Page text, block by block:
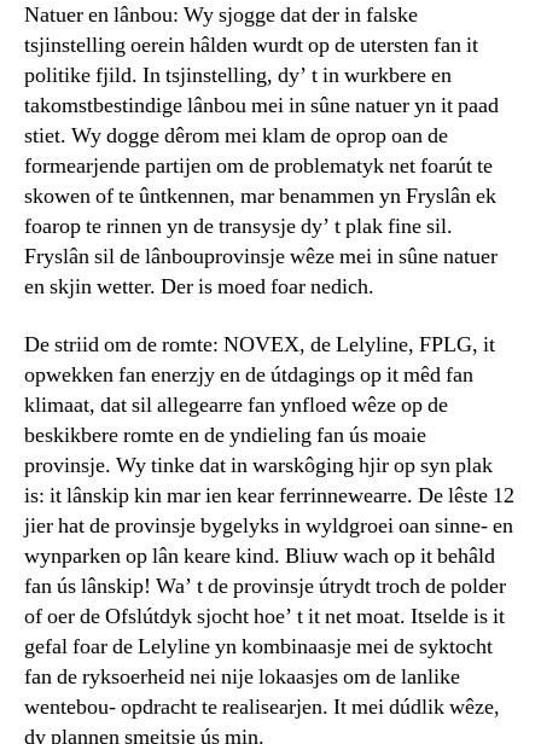
Natuer en lânbou: Wy sjogge dat der in falske
tsjinstelling oerein hâlden wurdt op de utersten fan it
politike fjild. In tsjinstelling, dy’ t in wurkbere en
takomstbestindige lânbou mei in sûne natuer yn it paad
stiet. Wy dogge dêrom mei klam de oprop oan de
formearjende partijen om de problematyk net foarút te
skowen of te ûntkennen, mar benammen yn Fryslân ek
foarop te rinnen yn de transysje dy’ t plak fine sil.
Fryslân sil de lânbouprovinsje wêze mei in sûne natuer
en skjin wetter. Der is moed foar nedich.
De striid om de romte: NOVEX, de Lelyline, FPLG, it
opwekken fan enerzjy en de útdagings op it mêd fan
klimaat, dat sil allegearre fan ynfloed wêze op de
beskikbere romte en de yndieling fan ús moaie
provinsje. Wy tinke dat in warskôging hjir op syn plak
is: it lânskip kin mar ien kear ferrinnewearre. De lêste 12
jier hat de provinsje bygelyks in wyldgroei oan sinne- en
wynparken op lân keare kind. Bliuw wach op it behâld
fan ús lânskip! Wa’ t de provinsje útrydt troch de polder
of oer de Ofslútdyk sjocht hoe’ t it net moat. Itselde is it
gefal foar de Lelyline yn kombinaasje mei de syktocht
fan de ryksoerheid nei nije lokaasjes om de lanlike
wentebou- opdracht te realisearjen. It mei dúdlik wêze,
dy plannen smeitsje ús min.